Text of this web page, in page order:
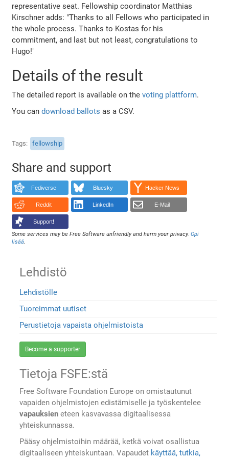
representative seat. Fellowship coordinator Matthias
Kirschner adds: "Thanks to all Fellows who participated in
the whole process. Thanks to Kostas for his
commitment, and last but not least, congratulations to
Hugo!"
Details of the result
The detailed report is available on thevoting plattform.
You candownload ballots as a CSV.
Tags fellowship
Share and support
Fediverse Bluesky Hacker News
Reddit LinkedIn E-Mail
Support!
Some services may be Free Software unfriendly and harm your privacy.Opi
lisää.
Lehdistö
Lehdistölle
Tuoreimmat uutiset
Perustietoja vapaista ohjelmistoista
Become a supporter
Tietoja FSFE:stä
Free Software Foundation Europe on omistautunut
vapaiden ohjelmistojen edistämiselle ja työskentelee
vapauksien eteen kasvavassa digitaalisessa
yhteiskunnassa.
Pääsy ohjelmistoihin määrää, ketkä voivat osallistua
digitaaliseen yhteiskuntaan. Vapaudet käyttää, tutkia,